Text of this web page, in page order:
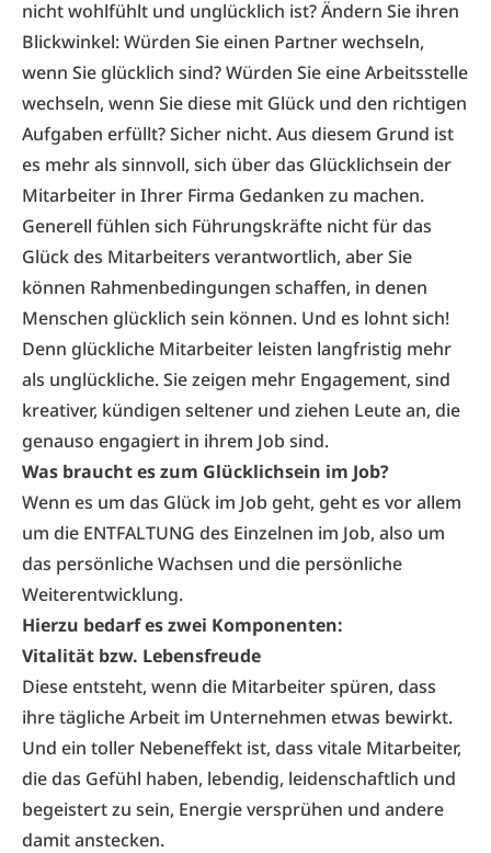
nicht wohlfühlt und unglücklich ist? Ändern Sie ihren
Blickwinkel: Würden Sie einen Partner wechseln,
wenn Sie glücklich sind? Würden Sie eine Arbeitsstelle
wechseln, wenn Sie diese mit Glück und den richtigen
Aufgaben erfüllt? Sicher nicht. Aus diesem Grund ist
es mehr als sinnvoll, sich über das Glücklichsein der
Mitarbeiter in Ihrer Firma Gedanken zu machen.
Generell fühlen sich Führungskräfte nicht für das
Glück des Mitarbeiters verantwortlich, aber Sie
können Rahmenbedingungen schaffen, in denen
Menschen glücklich sein können. Und es lohnt sich!
Denn glückliche Mitarbeiter leisten langfristig mehr
als unglückliche. Sie zeigen mehr Engagement, sind
kreativer, kündigen seltener und ziehen Leute an, die
genauso engagiert in ihrem Job sind.
Was braucht es zum Glücklichsein im Job?
Wenn es um das Glück im Job geht, geht es vor allem
um die ENTFALTUNG des Einzelnen im Job, also um
das persönliche Wachsen und die persönliche
Weiterentwicklung.
Hierzu bedarf es zwei Komponenten:
Vitalität bzw. Lebensfreude
Diese entsteht, wenn die Mitarbeiter spüren, dass
ihre tägliche Arbeit im Unternehmen etwas bewirkt.
Und ein toller Nebeneffekt ist, dass vitale Mitarbeiter,
die das Gefühl haben, lebendig, leidenschaftlich und
begeistert zu sein, Energie versprühen und andere
damit anstecken.